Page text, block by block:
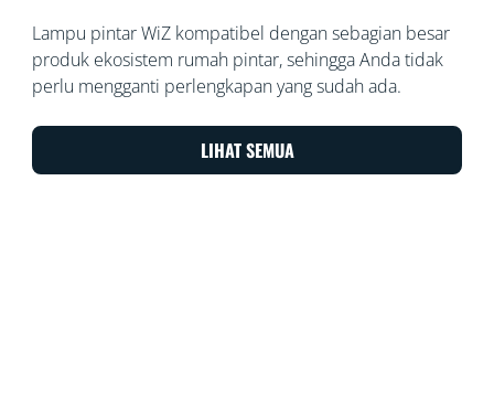
Lampu pintar WiZ kompatibel dengan sebagian besar
produk ekosistem rumah pintar, sehingga Anda tidak
perlu mengganti perlengkapan yang sudah ada.
LIHAT SEMUA